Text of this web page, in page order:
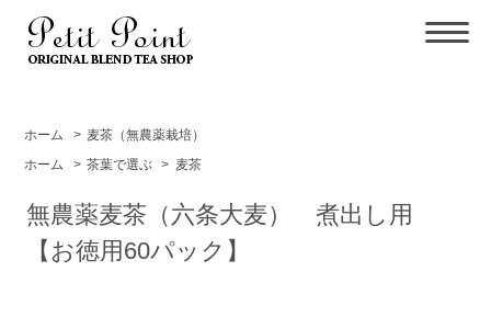
ホーム > 麦茶（無農薬栽培）
ホーム
> 茶葉で選ぶ > 麦茶
無農薬麦茶（六条大麦） 煮出し用
【お徳用60パック】